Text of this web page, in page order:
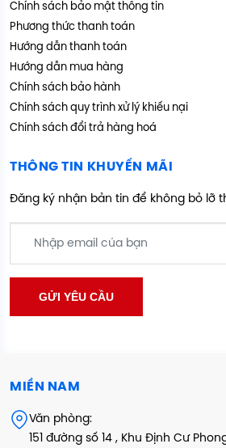
Chính sách bảo mật thông tin
Phương thức thanh toán
Hướng dẫn thanh toán
Hướng dẫn mua hàng
Chính sách bảo hành
Chính sách quy trình xử lý khiếu nại
Chính sách đổi trả hàng hoá
THÔNG TIN KHUYẾN MÃI
Đăng ký nhận bản tin để không bỏ lỡ
MIỀN NAM
Văn phòng:
151 đường số 14 , Khu Định Cư